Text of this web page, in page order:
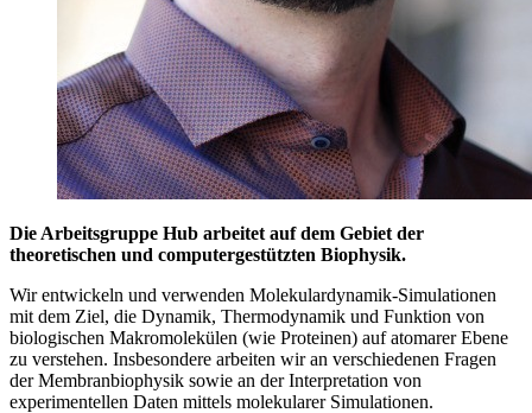
Die Arbeitsgruppe Hub arbeitet auf dem Gebiet der
theoretischen und computergestützten Biophysik.
Wir entwickeln und verwenden Molekulardynamik-Simulationen
mit dem Ziel, die Dynamik, Thermodynamik und Funktion von
biologischen Makromolekülen (wie Proteinen) auf atomarer Ebene
zu verstehen. Insbesondere arbeiten wir an verschiedenen Fragen
der Membranbiophysik sowie an der Interpretation von
experimentellen Daten mittels molekularer Simulationen.